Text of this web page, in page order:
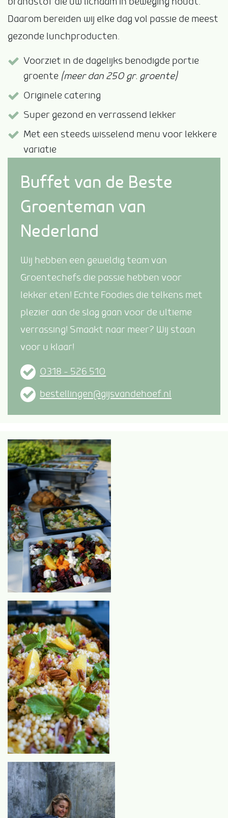
Daarom bereiden wij elke dag vol passie de meest
gezonde lunchproducten.
Voorziet in de dagelijks benodigde portie
groente (meer dan 250 gr. groente)
Originele catering
Super gezond en verrassend lekker
Met een steeds wisselend menu voor lekkere
variatie
Buffet van de Beste
Groenteman van
Nederland
Wij hebben een geweldig team van
Groentechefs die passie hebben voor
lekker eten! Echte Foodies die telkens met
plezier aan de slag gaan voor de ultieme
verrassing! Smaakt naar meer? Wij staan
voor u klaar!
0318 – 526 510
bestellingen@gijsvandehoef.nl